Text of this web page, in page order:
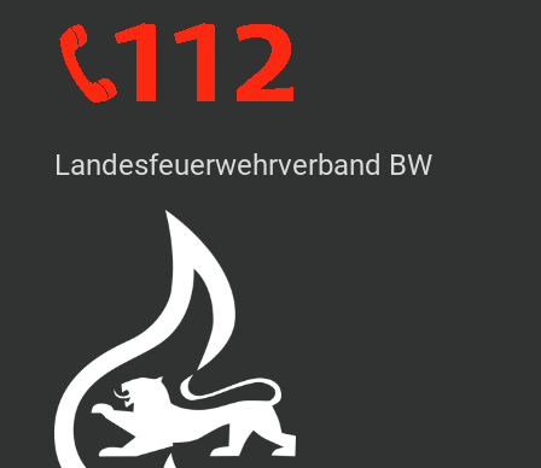
Landesfeuerwehrverband BW